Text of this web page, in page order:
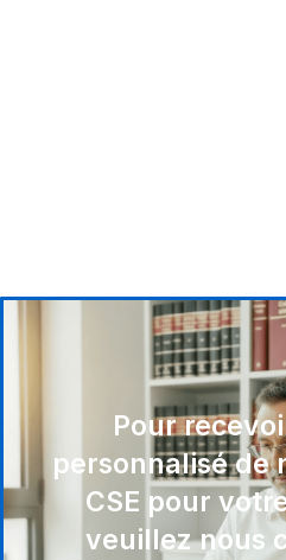
Pour
personnalisé de
CSE pour
veuillez nous